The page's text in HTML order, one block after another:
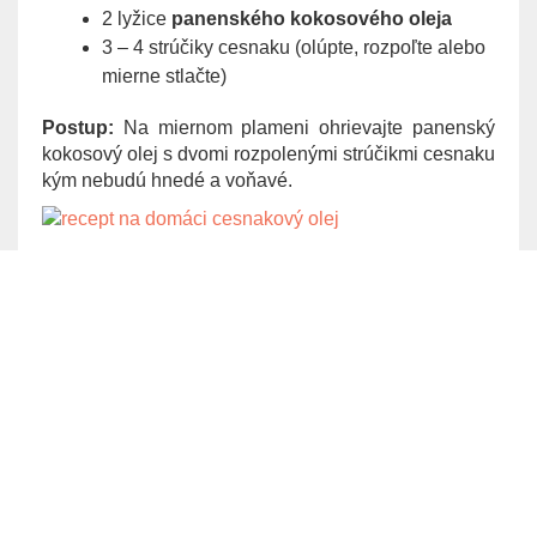
2 lyžice panenského kokosového oleja
3 – 4 strúčiky cesnaku (olúpte, rozpoľte alebo
mierne stlačte)
Postup: Na miernom plameni ohrievajte panenský
kokosový olej s dvomi rozpolenými strúčikmi cesnaku
kým nebudú hnedé a voňavé.